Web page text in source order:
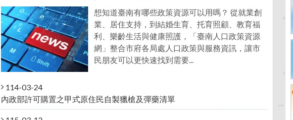
想知道臺南有哪些政策資源可以用嗎？ 從就業創
業、居住支持，到結婚生育、托育照顧、教育福
利、樂齡生活與健康照護，「臺南人口政策資源
網」整合市府各局處人口政策與服務資訊，讓市
民朋友可以更快速找到需要...
114-03-24
內政部許可購置之甲式原住民自製獵槍及彈藥清單